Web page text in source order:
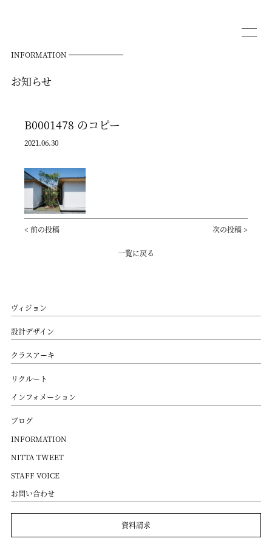
INFORMATION
お知らせ
B0001478 のコピー
2021.06.30
< 前の投稿 次の投稿 >
一覧に戻る
ヴィジョン
設計デザイン
クラスアーキ
リクルート
インフォメーション
ブログ
INFORMATION
NITTA TWEET
STAFF VOICE
お問い合わせ
資料請求